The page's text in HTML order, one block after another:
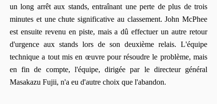
un long arrêt aux stands, entraînant une perte de plus de trois
minutes et une chute significative au classement. John McPhee
est ensuite revenu en piste, mais a dû effectuer un autre retour
d'urgence aux stands lors de son deuxième relais. L'équipe
technique a tout mis en œuvre pour résoudre le problème, mais
en fin de compte, l'équipe, dirigée par le directeur général
Masakazu Fujii, n'a eu d'autre choix que l'abandon.